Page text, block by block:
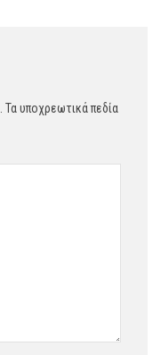
Τα υποχρεωτικά πεδία